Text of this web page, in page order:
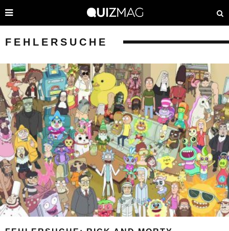
FEHLERSUCHE